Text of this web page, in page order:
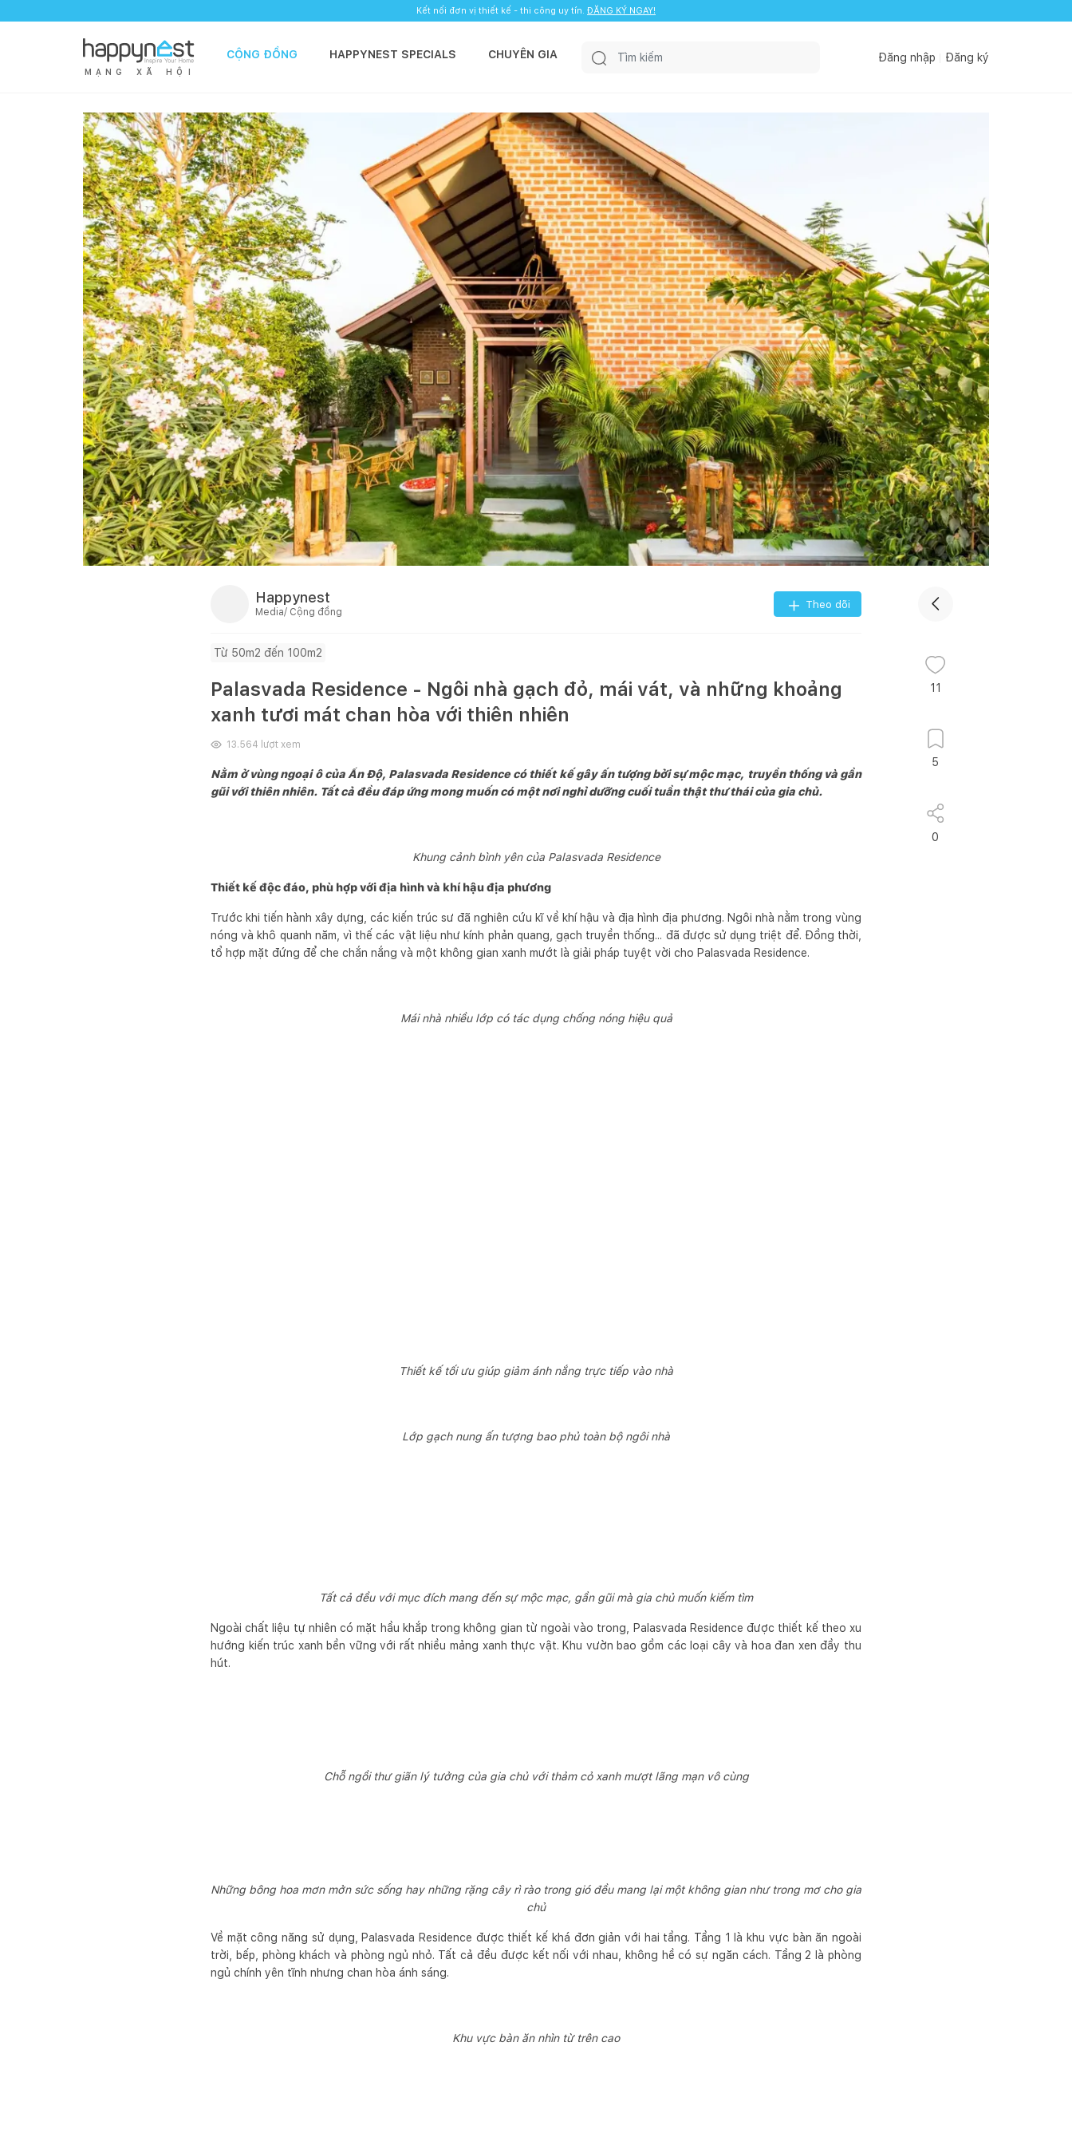
Kết nối đơn vị thiết kế - thi công uy tín. ĐĂNG KÝ NGAY!
M Ạ N G X Ã H Ộ I
CỘNG ĐỒNG HAPPYNEST SPECIALS CHUYÊN GIA Đăng nhập Đăng ký
Happynest
Media/ Cộng đồng
Theo dõi
Từ 50m2 đến 100m2
Palasvada Residence - Ngôi nhà gạch đỏ, mái vát, và những khoảng
xanh tươi mát chan hòa với thiên nhiên
13.564 lượt xem
Nằm ở vùng ngoại ô của Ấn Độ, Palasvada Residence có thiết kế gây ấn tượng bởi sự mộc mạc, truyền thống và gần
gũi với thiên nhiên. Tất cả đều đáp ứng mong muốn có một nơi nghỉ dưỡng cuối tuần thật thư thái của gia chủ.
Khung cảnh bình yên của Palasvada Residence
Thiết kế độc đáo, phù hợp với địa hình và khí hậu địa phương
Trước khi tiến hành xây dựng, các kiến trúc sư đã nghiên cứu kĩ về khí hậu và địa hình địa phương. Ngôi nhà nằm trong vùng
nóng và khô quanh năm, vì thế các vật liệu như kính phản quang, gạch truyền thống... đã được sử dụng triệt để. Đồng thời,
tổ hợp mặt đứng để che chắn nắng và một không gian xanh mướt là giải pháp tuyệt vời cho Palasvada Residence.
Mái nhà nhiều lớp có tác dụng chống nóng hiệu quả
Thiết kế tối ưu giúp giảm ánh nắng trực tiếp vào nhà
Lớp gạch nung ấn tượng bao phủ toàn bộ ngôi nhà
Tất cả đều với mục đích mang đến sự mộc mạc, gần gũi mà gia chủ muốn kiếm tìm
Ngoài chất liệu tự nhiên có mặt hầu khắp trong không gian từ ngoài vào trong, Palasvada Residence được thiết kế theo xu
hướng kiến trúc xanh bền vững với rất nhiều mảng xanh thực vật. Khu vườn bao gồm các loại cây và hoa đan xen đầy thu
hút.
Chỗ ngồi thư giãn lý tưởng của gia chủ với thảm cỏ xanh mượt lãng mạn vô cùng
Những bông hoa mơn mởn sức sống hay những rặng cây rì rào trong gió đều mang lại một không gian như trong mơ cho gia
chủ
Về mặt công năng sử dụng, Palasvada Residence được thiết kế khá đơn giản với hai tầng. Tầng 1 là khu vực bàn ăn ngoài
trời, bếp, phòng khách và phòng ngủ nhỏ. Tất cả đều được kết nối với nhau, không hề có sự ngăn cách. Tầng 2 là phòng
ngủ chính yên tĩnh nhưng chan hòa ánh sáng.
Khu vực bàn ăn nhìn từ trên cao
11
5
0